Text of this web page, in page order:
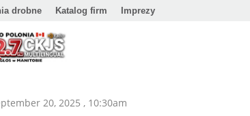
drobne Katalog firm Imprezy
20, 2025 , 10:30am